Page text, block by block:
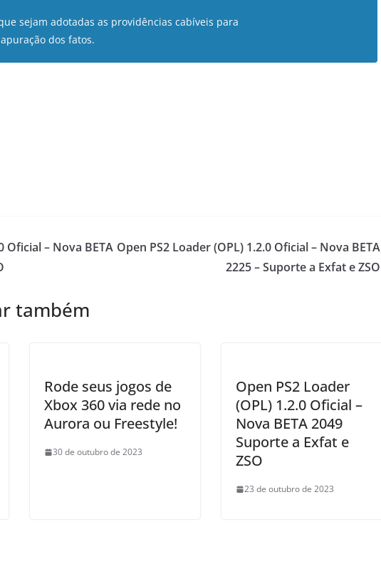
sejam adotadas as providências cabíveis para
dos fatos.
Oficial – Nova BETA Open PS2 Loader (OPL) 1.2.0 Oficial – Nova BETA
2225 – Suporte a Exfat e ZSO
também
Rode seus jogos de
Xbox 360 via rede no
Aurora ou Freestyle!
30 de outubro de 2023
Open PS2 Loader
(OPL) 1.2.0 Oficial –
Nova BETA 2049
Suporte a Exfat e
ZSO
23 de outubro de 2023